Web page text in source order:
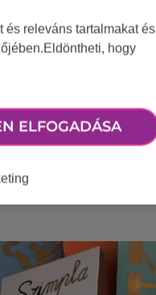
releváns tartalmakat és
hogy
ELFOGADÁSA